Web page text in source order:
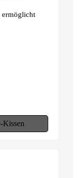
ermöglicht
Kissen